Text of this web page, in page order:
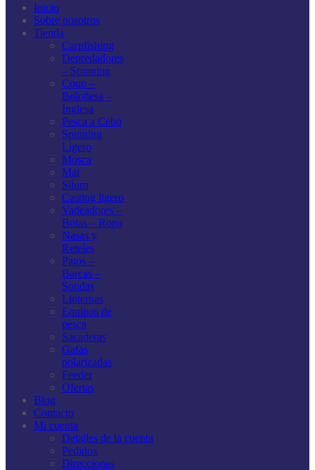
Inicio
Sobre nosotros
Tienda
Carpfishing
Depredadores
– Spinning
Coup –
Boloñesa –
Inglesa
Pesca a Cebo
Spinning
Ligero
Mosca
Mar
Siluro
Casting ligero
Vadeadores –
Botas – Ropa
Nasas y
Reteles
Patos –
Barcas –
Sondas
Linternas
Equipos de
pesca
Sacaderas
Gafas
polarizadas
Feeder
Ofertas
Blog
Contacto
Mi cuenta
Detalles de la cuenta
Pedidos
Direcciones